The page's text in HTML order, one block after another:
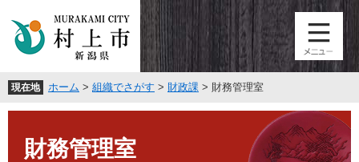
頭
で
飛
ば
現在地 ホーム > 組織でさがす > 財政課 > 財務管理室
財務管理室